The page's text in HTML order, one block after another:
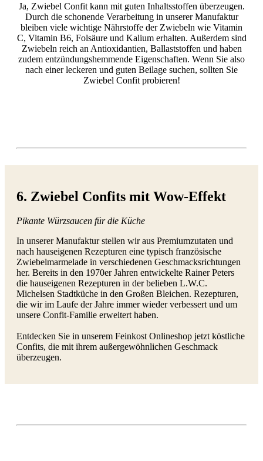
Ja, Zwiebel Confit kann mit guten Inhaltsstoffen überzeugen.
Durch die schonende Verarbeitung in unserer Manufaktur
bleiben viele wichtige Nährstoffe der Zwiebeln wie Vitamin
C, Vitamin B6, Folsäure und Kalium erhalten. Außerdem sind
Zwiebeln reich an Antioxidantien, Ballaststoffen und haben
zudem entzündungshemmende Eigenschaften. Wenn Sie also
nach einer leckeren und guten Beilage suchen, sollten Sie
Zwiebel Confit probieren!
6. Zwiebel Confits mit Wow-Effekt
Pikante Würzsaucen für die Küche
In unserer Manufaktur stellen wir aus Premiumzutaten und
nach hauseigenen Rezepturen eine typisch französische
Zwiebelmarmelade in verschiedenen Geschmacksrichtungen
her. Bereits in den 1970er Jahren entwickelte Rainer Peters
die hauseigenen Rezepturen in der belieben L.W.C.
Michelsen Stadtküche in den Großen Bleichen. Rezepturen,
die wir im Laufe der Jahre immer wieder verbessert und um
unsere Confit-Familie erweitert haben.
Entdecken Sie in unserem Feinkost Onlineshop jetzt köstliche
Confits, die mit ihrem außergewöhnlichen Geschmack
überzeugen.